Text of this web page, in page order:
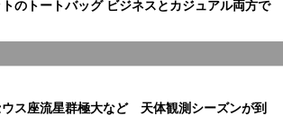
のトートバッグ ビジネスとカジュアル両方で
ス座流星群極大など 天体観測シーズンが到